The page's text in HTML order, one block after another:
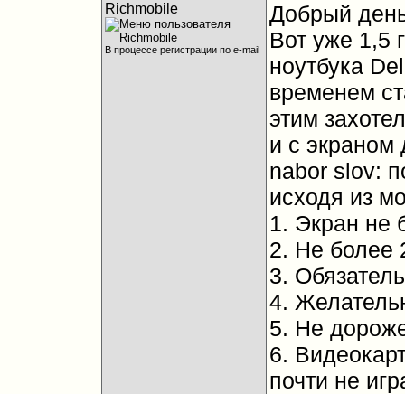
Richmobile
В процессе регистрации по e-mail
Добрый
Вот уже 1,5
ноутбука
временем
этим
и с экраном
nabor slov:
исходя из
1. Экран не
2. Не более
3.
4.
5. Не
6.
почти не